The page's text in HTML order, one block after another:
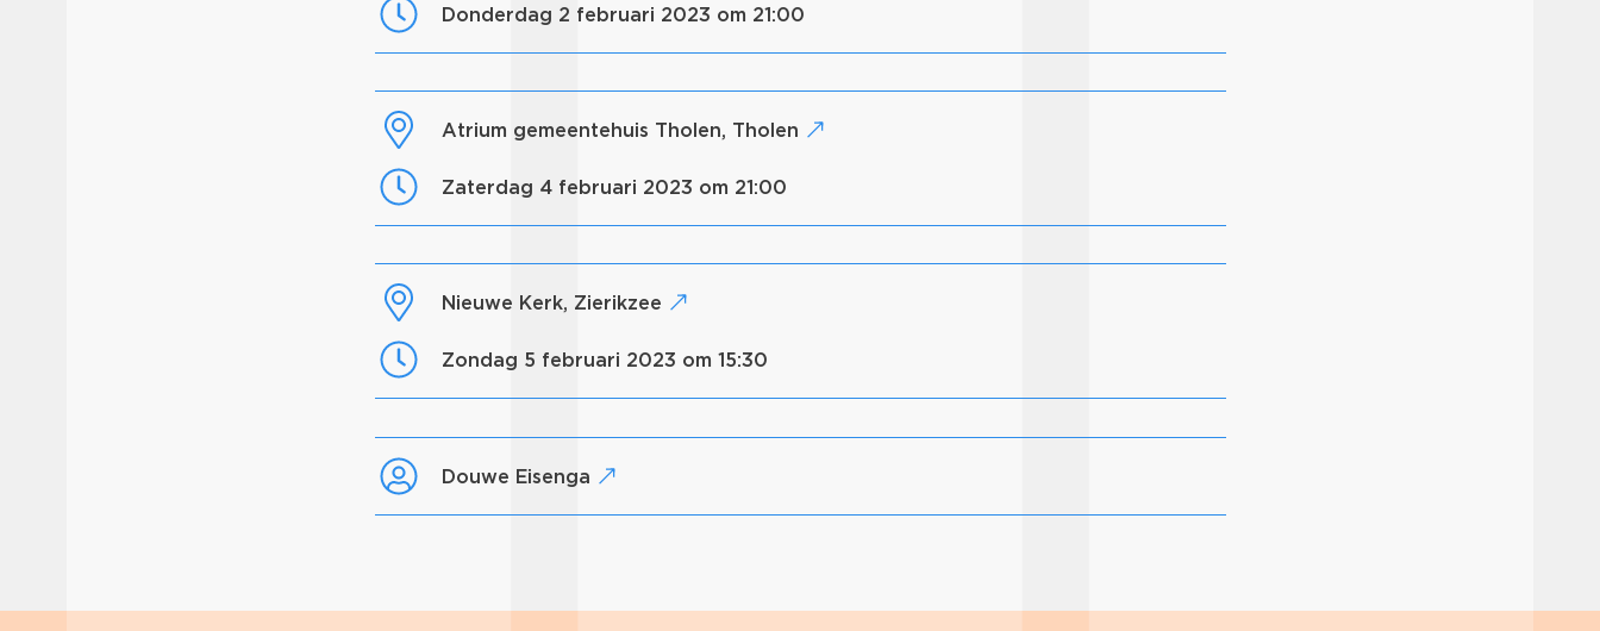
donderdag 2 februari 2023 om 21:00
Atrium gemeentehuis Tholen, Tholen
zaterdag 4 februari 2023 om 21:00
Nieuwe Kerk, Zierikzee
zondag 5 februari 2023 om 15:30
Douwe Eisenga